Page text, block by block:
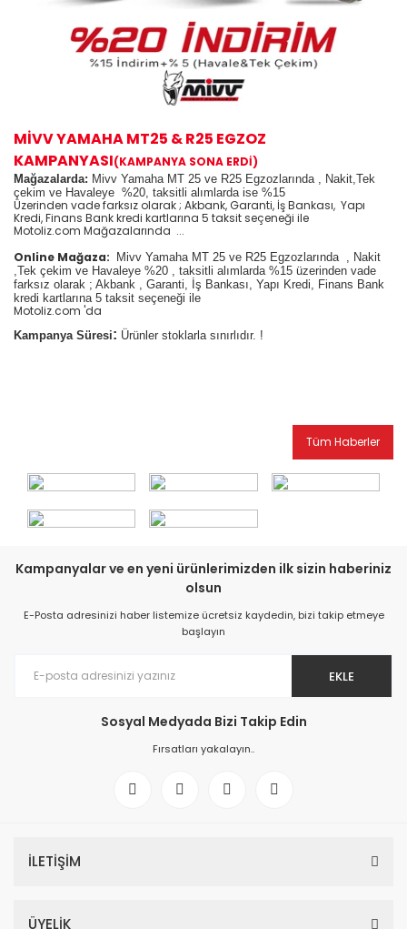
MİVV YAMAHA MT25 & R25 EGZOZ
KAMPANYASI(KAMPANYA SONA ERDİ)
Mağazalarda: Mivv Yamaha MT 25 ve R25 Egzozlarında , Nakit,Tek
çekim ve Havaleye %20, taksitli alımlarda ise %15
Üzerinden vade farksız olarak ; Akbank, Garanti, İş Bankası, Yapı
Kredi, Finans Bank kredi kartlarına 5 taksit seçeneği ile
Motoliz.com Mağazalarında ...
Online Mağaza:
Mivv Yamaha MT 25 ve R25 Egzozlarında , Nakit
,Tek çekim ve Havaleye %20 , taksitli alımlarda %15 üzerinden vade
farksız olarak ; Akbank , Garanti, İş Bankası, Yapı Kredi, Finans Bank
kredi kartlarına 5 taksit seçeneği ile
Motoliz.com 'da
Kampanya Süresi: Ürünler stoklarla sınırlıdır. !
Tüm Haberler
Kampanyalar ve en yeni ürünlerimizden ilk sizin haberiniz
olsun
E-Posta adresinizi haber listemize ücretsiz kaydedin, bizi takip etmeye
başlayın
EKLE
Sosyal Medyada Bizi Takip Edin
Fırsatları yakalayın..
İLETİŞİM
ÜYELİK